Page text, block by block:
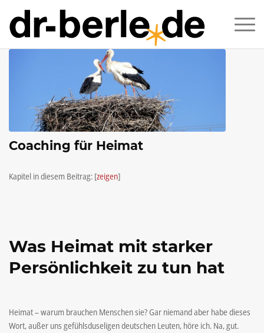
Coaching für Heimat
Kapitel in diesem Beitrag: [zeigen]
Was Heimat mit starker
Persönlichkeit zu tun hat
Heimat – warum brauchen Menschen sie? Gar niemand aber habe dieses
Wort, außer uns gefühlsduseligen deutschen Leuten, höre ich. Na, gut.